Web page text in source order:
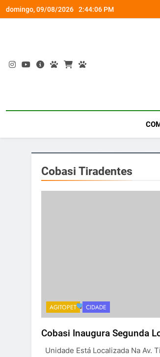
Skip
to
domingo, 09/08/2026 2:44:06 PM
de até 50%
Cobasi Tiradentes
AGITOPET CIDADE
Cobasi Inaugura Segunda
Unidade Está Localizada Na Av.